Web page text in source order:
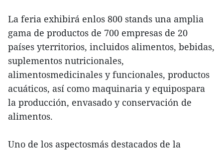
La feria exhibirá enlos 800 stands una amplia
gama de productos de 700 empresas de 20
países yterritorios, incluidos alimentos, bebidas,
suplementos nutricionales,
alimentosmedicinales y funcionales, productos
acuáticos, así como maquinaria y equipospara
la producción, envasado y conservación de
alimentos.
Uno de los aspectosmás destacados de la